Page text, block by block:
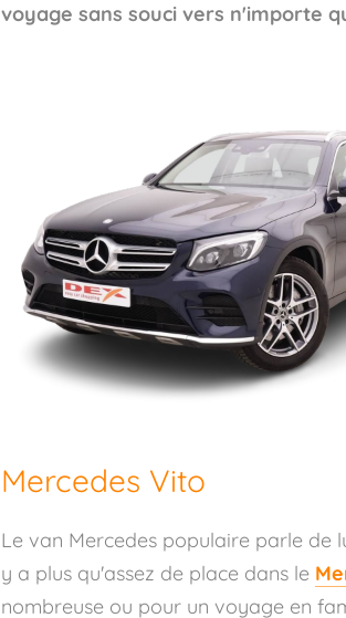
voyage sans souci vers n'importe
Mercedes Vito
Le van Mercedes populaire parle de
y a plus qu'assez de place dans le
nombreuse ou pour un voyage en